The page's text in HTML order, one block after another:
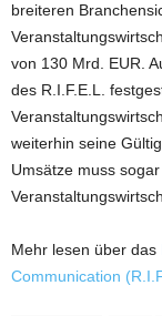
breiteren
von 130 Mrd. EUR.
des R.I.F.E.L.
weiterhin seine
Umsätze muss
Mehr lesen über das
Communication